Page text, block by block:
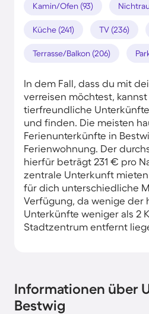
Kamin/Ofen (93)
Küche (241) TV (236)
Terrasse/Balkon (206)
In dem Fall, dass du mit
verreisen möchtest,
tierfreundliche
und finden. Die meisten
Ferienunterkünfte in
Ferienwohnung. Der
hierfür beträgt 231 € pro
zentrale Unterkunft
für dich unterschiedliche
Verfügung, da wenige der
Unterkünfte weniger als 2
Stadtzentrum entfernt
Informationen über
Bestwig